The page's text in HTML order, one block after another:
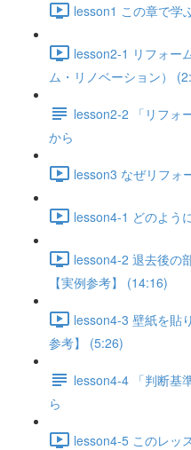
lesson1 この章で学
lesson2-1 リフォー
ム・リノベーション）
lesson2-2 「リフォ
から
lesson3 なぜリフォ
lesson4-1 どのよう
lesson4-2 退去後の
【実例参考】 (14:16)
lesson4-3 壁紙を貼
参考】 (5:26)
lesson4-4 「判断基
ら
lesson4-5 このレッ